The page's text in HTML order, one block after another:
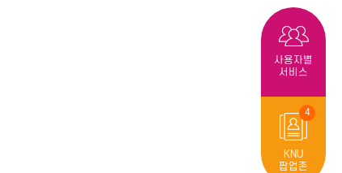
사용자별
서비스
4
KNU
팝업존